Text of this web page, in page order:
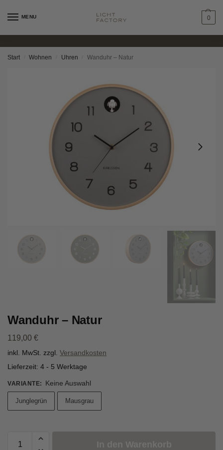
MENU 0
Start Wohnen Uhren Wanduhr – Natur
Wanduhr – Natur
119,00 €
inkl. MwSt. zzgl. Versandkosten
Lieferzeit: 4 - 5 Werktage
VARIANTE: Keine Auswahl
Junglegrün Mausgrau
In den Warenkorb